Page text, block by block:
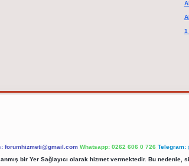
1
forumhizmeti@gmail.com Whatsapp: 0262 606 0 726 Telegram:
bir Yer Sağlayıcı olarak hizmet vermektedir. Bu